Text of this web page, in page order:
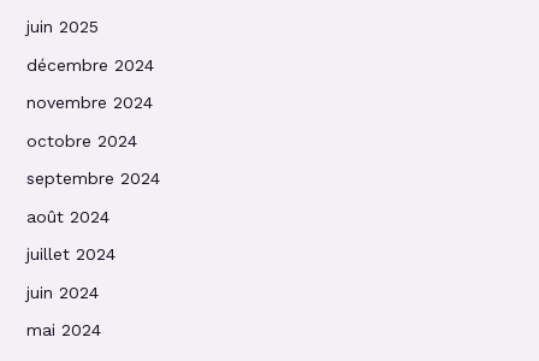
juin 2025
décembre 2024
novembre 2024
octobre 2024
septembre 2024
août 2024
juillet 2024
juin 2024
mai 2024